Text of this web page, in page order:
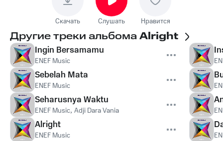
Скачать Слушать Нравится
Другие треки альбомаAlright
Ingin Bersamamu
ENEF Music
Sebelah Mata
ENEF Music
Seharusnya Waktu
ENEF Music, Adji Dara Vania
Alright
ENEF Music